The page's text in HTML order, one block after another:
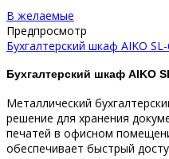
В желаемые
Предпросмотр
Бухгалтерский шкаф AIKO
Бухгалтерский шкаф AIKO
Металлический
решение для хранения
печатей в офисном
обеспечивает быстрый